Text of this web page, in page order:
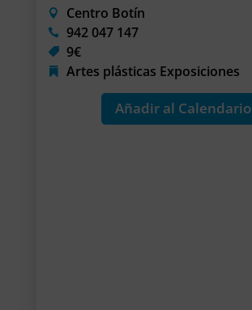
Centro Botín
942 047 147
9€
Artes plásticas Exposiciones
Añadir al Calendario